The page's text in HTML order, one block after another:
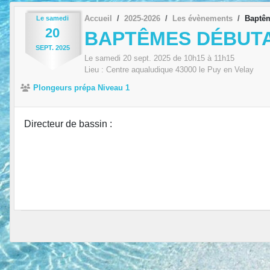
Le samedi
20
SEPT. 2025
Accueil 2025-2026 Les évènements
BAPTÊMES
Le samedi 20 sept. 2025 de 10h15 à 11h15
Lieu : Centre aqualudique 43000 le Puy en Velay
Plongeurs prépa Niveau 1
Directeur de bassin :